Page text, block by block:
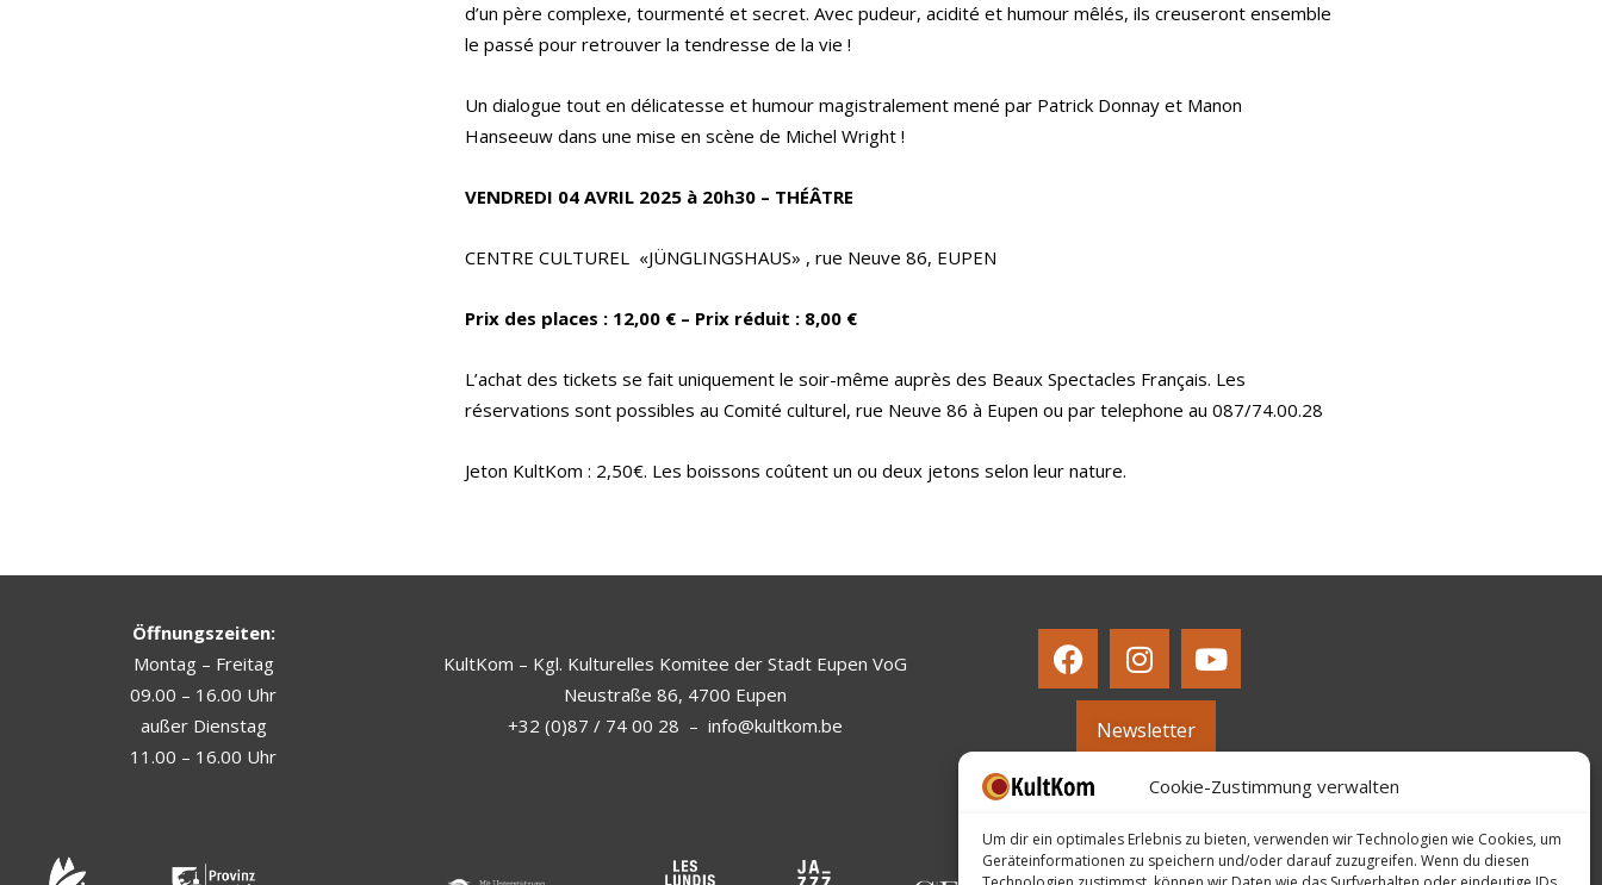
Cookie-Zustimmung verwalten
Um dir ein optimales Erlebnis zu bieten, verwenden wir Technologien wie Cookies, um
Geräteinformationen zu speichern und/oder darauf zuzugreifen. Wenn du diesen
d’un père complexe, tourmenté et secret. Avec pudeur, acidité et humour mêlés, ils creuseront ensemble
le passé pour retrouver la tendresse de la vie !
Un dialogue tout en délicatesse et humour magistralement mené par Patrick Donnay et Manon
Hanseeuw dans une mise en scène de Michel Wright !
VENDREDI 04 AVRIL 2025 à 20h30 – THÉÂTRE
CENTRE CULTUREL «JÜNGLINGSHAUS» , rue Neuve 86, EUPEN
Prix des places : 12,00 € – Prix réduit : 8,00 €
L’achat des tickets se fait uniquement le soir-même auprès des Beaux Spectacles Français. Les
réservations sont possibles au Comité culturel, rue Neuve 86 à Eupen ou par telephone au 087/74.00.28
Jeton KultKom : 2,50€. Les boissons coûtent un ou deux jetons selon leur nature.
Öffnungszeiten:
Montag – Freitag
09.00 – 16.00 Uhr
außer Dienstag
11.00 – 16.00 Uhr
KultKom – Kgl. Kulturelles Komitee der Stadt Eupen VoG
Neustraße 86, 4700 Eupen
+32 (0)87 / 74 00 28 – info@kultkom.be Newsletter